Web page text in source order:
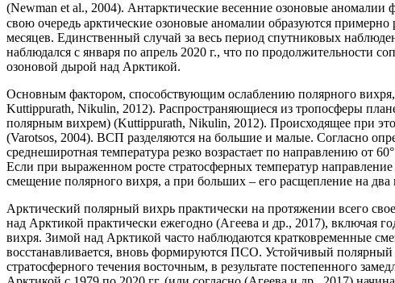
(Newman et al., 2004). Антарктические весенние озоновые
свою очередь арктические озоновые аномалии образуются примерно
месяцев. Единственный случай за весь период спутниковых
наблюдался с января по апрель 2020 г., что по продолжительности
озоновой дырой над Арктикой.
Основным фактором, способствующим ослаблению полярного вихря,
Kuttippurath, Nikulin, 2012). Распространяющиеся из тропосферы
полярным вихрем) (Kuttippurath, Nikulin, 2012). Происходящее при
(Varotsos, 2004). ВСП разделяются на большие и малые. Согласно
среднеширотная температура резко возрастает по направлению от
Если при выраженном росте стратосферных температур
смещение полярного вихря, а при больших – его расщепление на
Арктический полярный вихрь практически на протяжении всего
над Арктикой практически ежегодно (Агеева и др., 2017), включая
вихря. Зимой над Арктикой часто наблюдаются кратковременные
восстанавливается, вновь формируются ПСО. Устойчивый полярный
стратосферного течения восточным, в результате постепенного